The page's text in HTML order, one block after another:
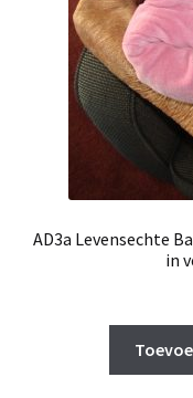
AD3a Levensechte
in